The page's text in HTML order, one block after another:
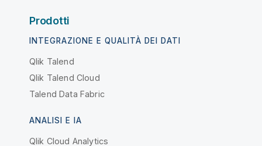
Prodotti
INTEGRAZIONE E QUALITÀ DEI DATI
Qlik Talend
Qlik Talend Cloud
Talend Data Fabric
ANALISI E IA
Qlik Cloud Analytics